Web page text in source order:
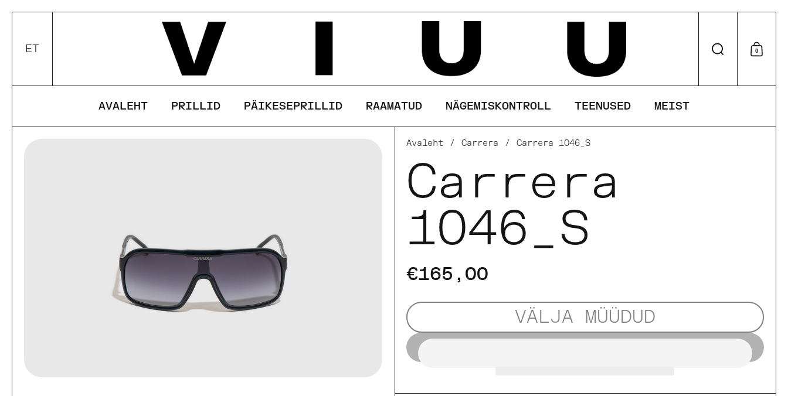
ETValui keel / valuuta Otsi 0
AVALEHT PRILLID PÄIKESEPRILLID RAAMATUD NÄGEMISKONTROLL TEENUSED MEIST
Avaleht / Carrera / Carrera 1046_S
Carrera
1046_S
€165,00
VÄLJA MÜÜDUD
KEELDU